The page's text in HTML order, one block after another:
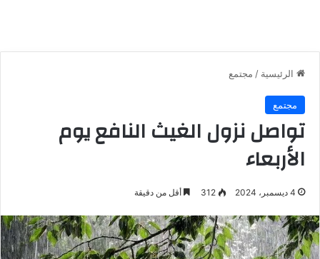
الرئيسية / مجتمع
مجتمع
تواصل نزول الغيث النافع يوم
الأربعاء
4 ديسمبر، 2024 312 أقل من دقيقة